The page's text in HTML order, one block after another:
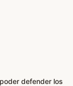
defender los